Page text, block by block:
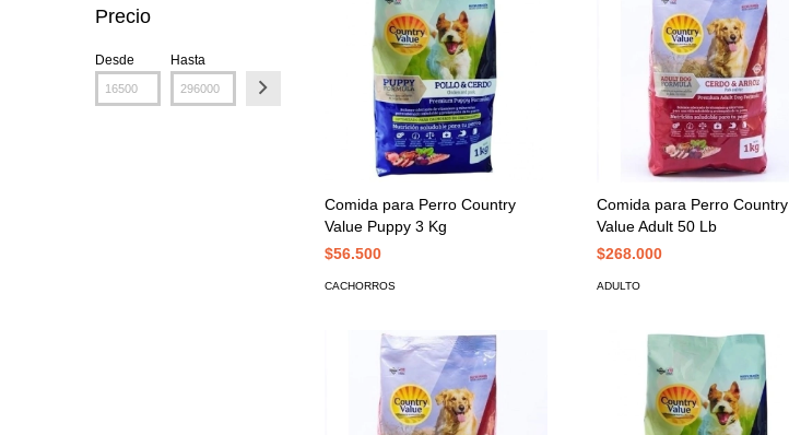
Precio
Desde Hasta
Comida para Perro Country
Value Puppy 3 Kg
$56.500
CACHORROS
Comida para Perro Country
Value Adult 50 Lb
$268.000
ADULTO